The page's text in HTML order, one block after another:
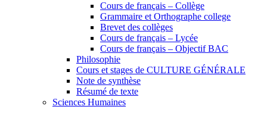
Cours de français – Collège
Grammaire et Orthographe college
Brevet des collèges
Cours de français – Lycée
Cours de français – Objectif BAC
Philosophie
Cours et stages de CULTURE GÉNÉRALE
Note de synthèse
Résumé de texte
Sciences Humaines